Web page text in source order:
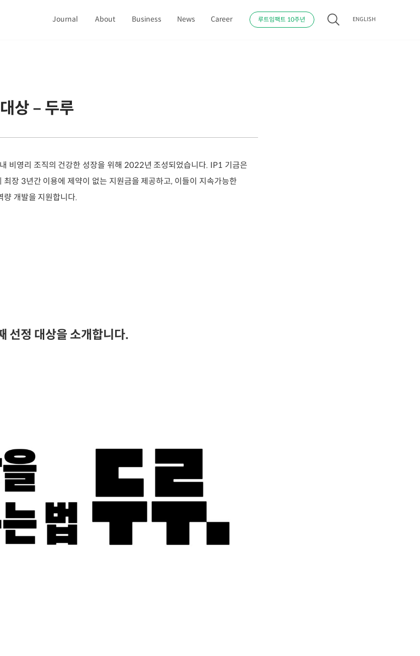
Journal About Business News Career 루트임팩트 10주년 ENGLISH
상 – 두루
비영리 조직의 건강한 성장을 위해 2022년 조성되었습니다. IP1 기금은
최장 3년간 이용에 제약이 없는 지원금을 제공하고, 이들이 지속가능한
량 개발을 지원합니다.
선정 대상을 소개합니다.